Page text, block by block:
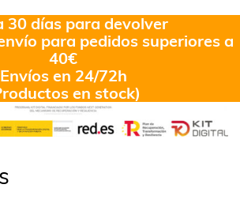
30 días para devolver
para pedidos superiores a
40€
Envíos en 24/72h
en stock)